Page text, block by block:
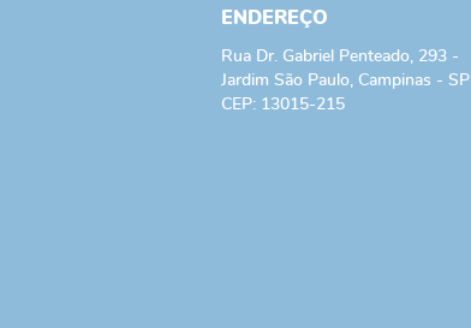
ENDEREÇO
Rua Dr. Gabriel Penteado, 293 -
Jardim São Paulo, Campinas - SP
CEP: 13015-215